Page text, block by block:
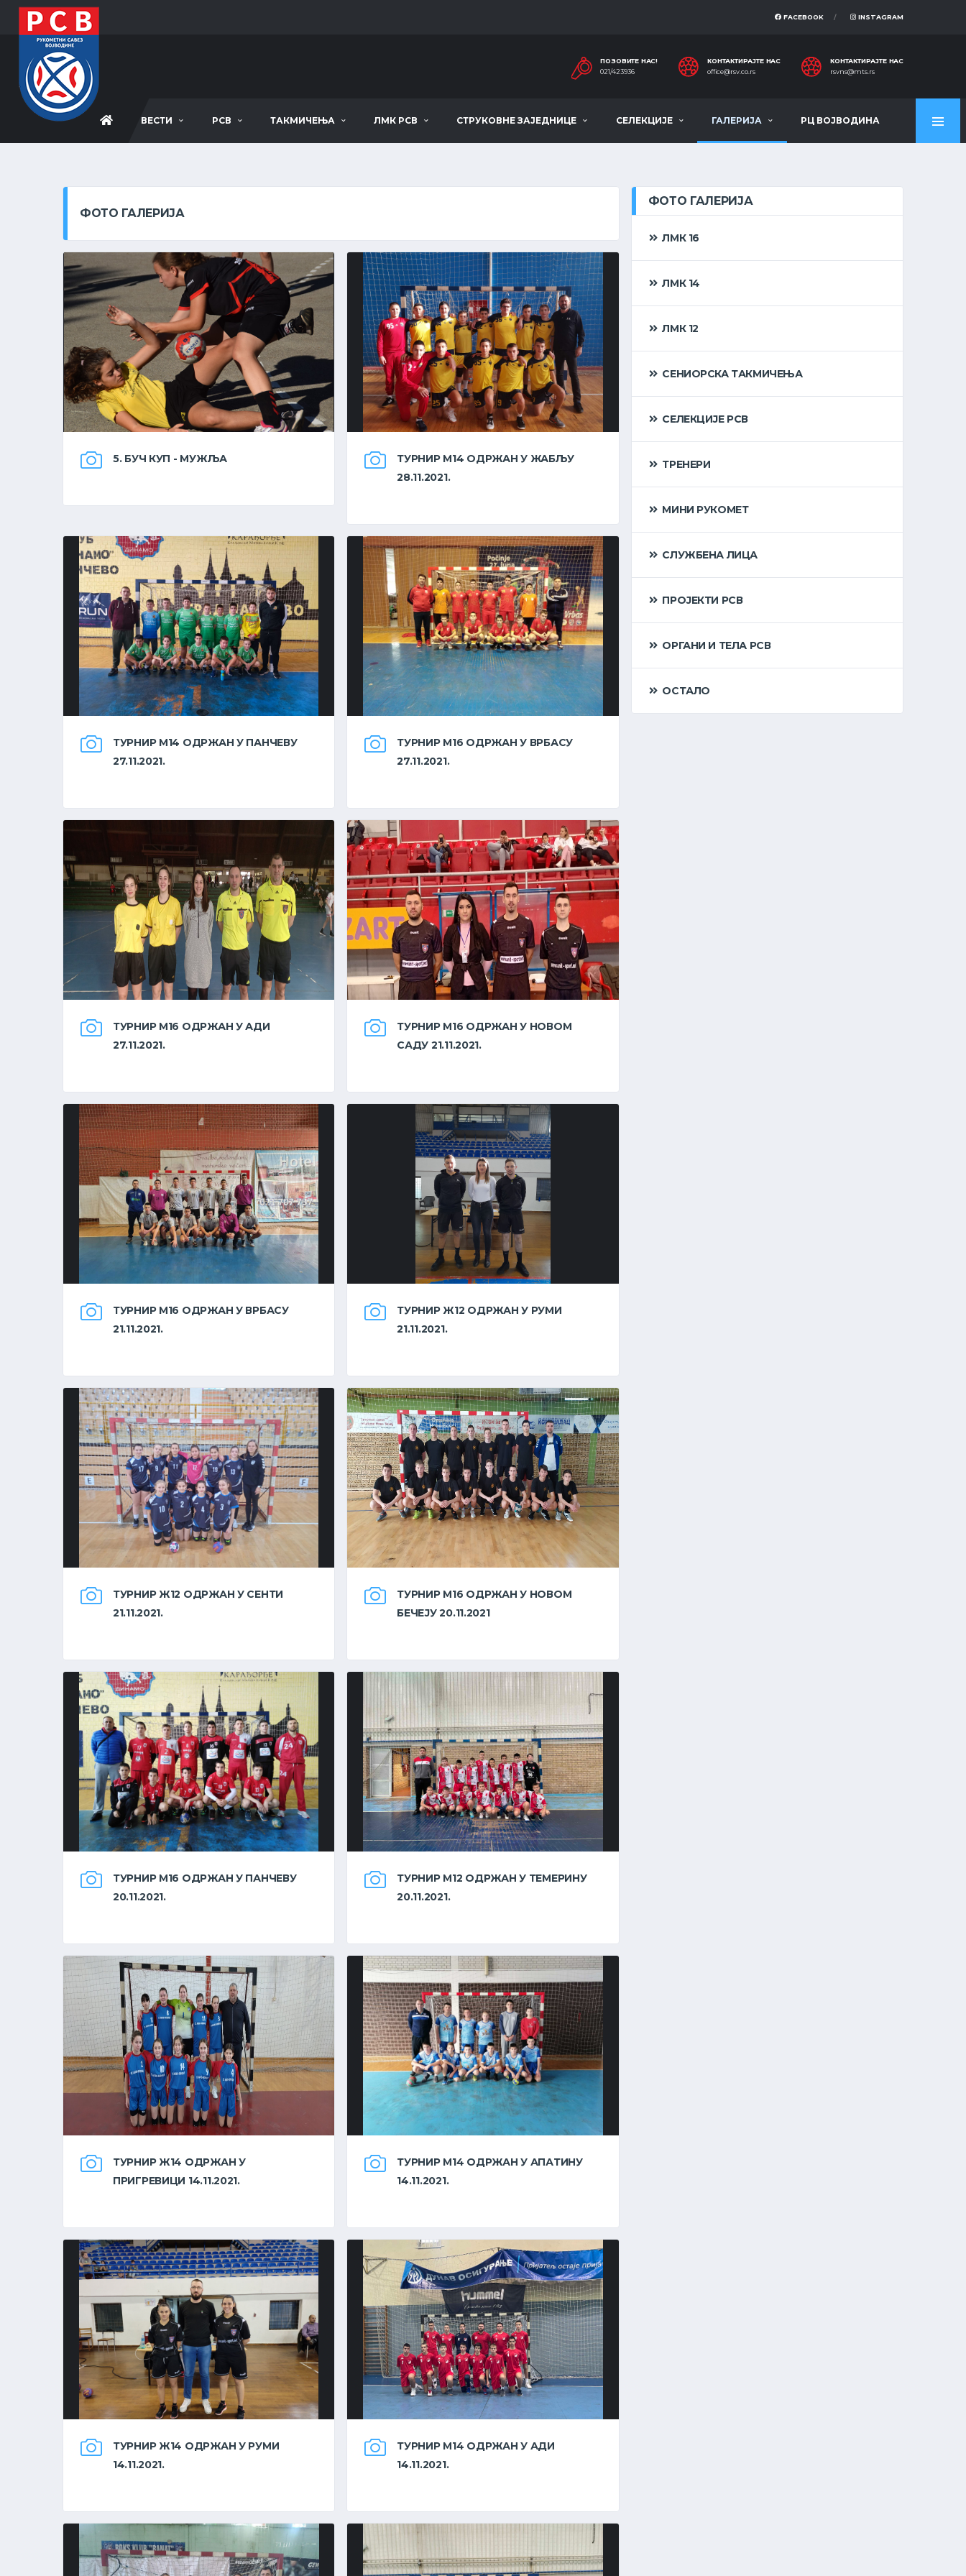
FACEBOOK INSTAGRAM
ПОЗОВИТЕ НАС!
021/423936
КОНТАКТИРАЈТЕ НАС
office@rsv.co.rs
КОНТАКТИРАЈТЕ НАС
rsvns@mts.rs
ВЕСТИ РСВ ТАКМИЧЕЊА ЛМК РСВ СТРУКОВНЕ ЗАЈЕДНИЦЕ СЕЛЕКЦИЈЕ ГАЛЕРИЈА РЦ ВОЈВОДИНА
ФОТО ГАЛЕРИЈА
5. БУЧ КУП - МУЖЉА
ТУРНИР М14 ОДРЖАН У ЖАБЉУ
28.11.2021.
ТУРНИР М14 ОДРЖАН У ПАНЧЕВУ
27.11.2021.
ТУРНИР М16 ОДРЖАН У ВРБАСУ
27.11.2021.
ТУРНИР М16 ОДРЖАН У АДИ
27.11.2021.
ТУРНИР М16 ОДРЖАН У НОВОМ
САДУ 21.11.2021.
ТУРНИР М16 ОДРЖАН У ВРБАСУ
21.11.2021.
ТУРНИР Ж12 ОДРЖАН У РУМИ
21.11.2021.
ТУРНИР Ж12 ОДРЖАН У СЕНТИ
21.11.2021.
ТУРНИР М16 ОДРЖАН У НОВОМ
БЕЧЕЈУ 20.11.2021
ТУРНИР М16 ОДРЖАН У ПАНЧЕВУ
20.11.2021.
ТУРНИР М12 ОДРЖАН У ТЕМЕРИНУ
20.11.2021.
ТУРНИР Ж14 ОДРЖАН У
ПРИГРЕВИЦИ 14.11.2021.
ТУРНИР М14 ОДРЖАН У АПАТИНУ
14.11.2021.
ТУРНИР Ж14 ОДРЖАН У РУМИ
14.11.2021.
ТУРНИР М14 ОДРЖАН У АДИ
14.11.2021.
ФОТО ГАЛЕРИЈА
ЛМК 16
ЛМК 14
ЛМК 12
СЕНИОРСКА ТАКМИЧЕЊА
СЕЛЕКЦИЈЕ РСВ
ТРЕНЕРИ
МИНИ РУКОМЕТ
СЛУЖБЕНА ЛИЦА
ПРОЈЕКТИ РСВ
ОРГАНИ И ТЕЛА РСВ
ОСТАЛО